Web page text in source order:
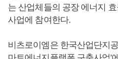
는 산업체들의 공장 에너지
사업에 참여한다.
비츠로이엠은 한국산업단지